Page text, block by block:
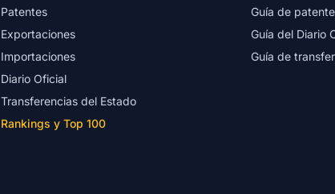
Patentes
Exportaciones
Importaciones
Diario Oficial
Transferencias del Estado
Rankings y Top 100
Guía de
Guía del Diario
Guía de